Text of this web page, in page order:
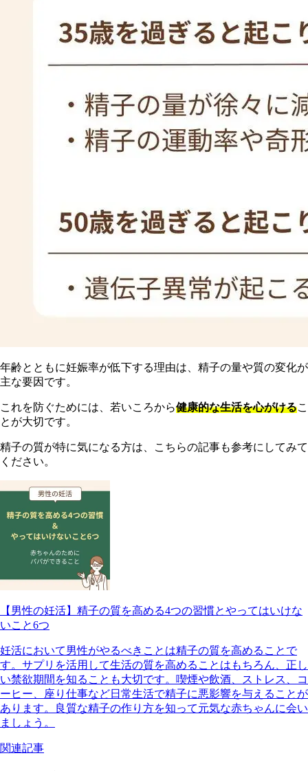
年齢とともに妊娠率が低下する理由は、精子の量や質の変化が
主な要因です。
これを防ぐためには、若いころから健康的な生活を心がけるこ
とが大切です。
精子の質が特に気になる方は、こちらの記事も参考にしてみて
ください。
【男性の妊活】精子の質を高める4つの習慣とやってはいけな
いこと6つ
妊活において男性がやるべきことは精子の質を高めることで
す。サプリを活用して生活の質を高めることはもちろん、正し
い禁欲期間を知ることも大切です。喫煙や飲酒、ストレス、コ
ーヒー、座り仕事など日常生活で精子に悪影響を与えることが
あります。良質な精子の作り方を知って元気な赤ちゃんに会い
ましょう。
関連記事